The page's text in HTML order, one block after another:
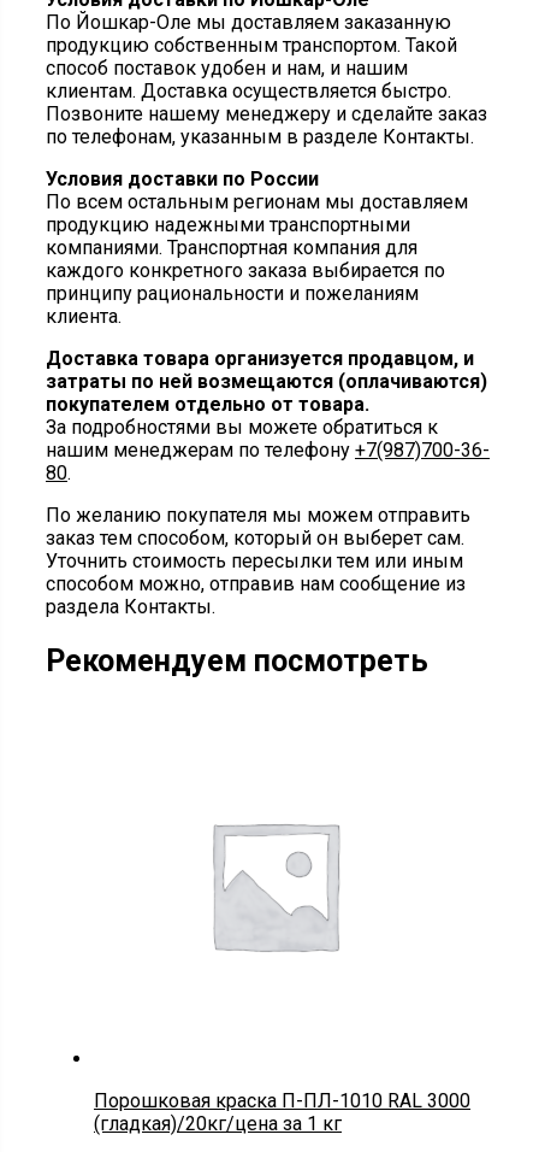
По Йошкар-Оле мы доставляем заказанную
продукцию собственным транспортом. Такой
способ поставок удобен и нам, и нашим
клиентам. Доставка осуществляется быстро.
Позвоните нашему менеджеру и сделайте заказ
по телефонам, указанным в разделе Контакты.
Условия доставки по России
По всем остальным регионам мы доставляем
продукцию надежными транспортными
компаниями. Транспортная компания для
каждого конкретного заказа выбирается по
принципу рациональности и пожеланиям
клиента.
Доставка товара организуется продавцом, и
затраты по ней возмещаются (оплачиваются)
покупателем отдельно от товара.
За подробностями вы можете обратиться к
нашим менеджерам по телефону +7(987)700-36-
80.
По желанию покупателя мы можем отправить
заказ тем способом, который он выберет сам.
Уточнить стоимость пересылки тем или иным
способом можно, отправив нам сообщение из
раздела Контакты.
Рекомендуем посмотреть
Порошковая краска П-ПЛ-1010 RAL 3000
(гладкая)/20кг/цена за 1 кг